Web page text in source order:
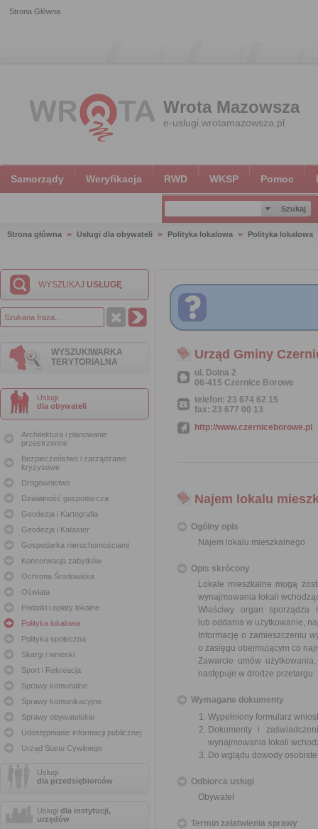
Strona Główna
Wrota Mazowsza
e-uslugi.wrotamazowsza.pl
Samorządy Weryfikacja RWD WKSP Pomoc
Strona główna Usługi dla obywateli Polityka lokalowa Polityka lokalowa
WYSZUKAJ USŁUGĘ
WYSZUKIWARKA
TERYTORIALNA
Usługi
dla obywateli
Architektura i planowanie
przestrzenne
Bezpieczeństwo i zarządzanie
kryzysowe
Drogownictwo
Działalność gospodarcza
Geodezja i Kartografia
Geodezja i Kataster
Gospodarka nieruchomościami
Konserwacja zabytków
Ochrona Środowiska
Oświata
Podatki i opłaty lokalne
Polityka lokalowa
Polityka społeczna
Skargi i wnioski
Sport i Rekreacja
Sprawy komunalne
Sprawy komunikacyjne
Sprawy obywatelskie
Udostępnianie informacji publicznej
Urząd Stanu Cywilnego
Usługi
dla przedsiębiorców
Usługi dla instytucji,
urzędów
Urząd Gminy
ul. Dolna 2
06-415 Czernice Borowe
telefon: 23 674 62 15
fax: 23 677 00 13
http://www.czerniceborowe.pl
Najem lokalu
Ogólny opis
Najem lokalu mieszkalnego
Opis skrócony
Lokale mieszkalne mogą
wynajmowania lokali
Właściwy organ
lub oddania w użytkowanie,
Informację o zamieszczeniu
o zasięgu obejmującym co
Zawarcie umów
następuje w drodze przetargu.
Wymagane dokumenty
Wypełniony formularz
Dokumenty i
wynajmowania lokali
Do wglądu dowody
Odbiorca usługi
Obywatel
Termin załatwienia sprawy